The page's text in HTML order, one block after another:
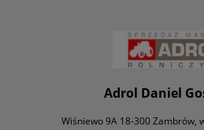
Adrol Daniel
Wiśniewo 9A 18-300 Zambrów,